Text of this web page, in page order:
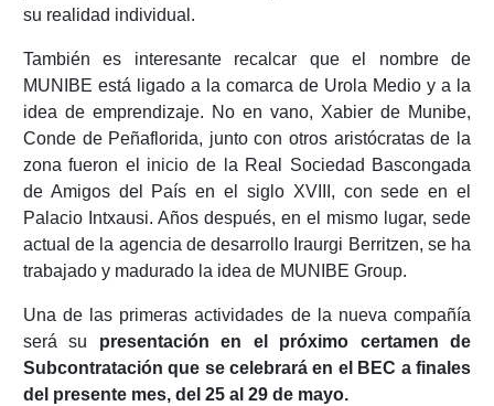
su realidad individual.
También es interesante recalcar que el nombre de
MUNIBE está ligado a la comarca de Urola Medio y a la
idea de emprendizaje. No en vano, Xabier de Munibe,
Conde de Peñaflorida, junto con otros aristócratas de la
zona fueron el inicio de la Real Sociedad Bascongada
de Amigos del País en el siglo XVIII, con sede en el
Palacio Intxausi. Años después, en el mismo lugar, sede
actual de la agencia de desarrollo Iraurgi Berritzen, se ha
trabajado y madurado la idea de MUNIBE Group.
Una de las primeras actividades de la nueva compañía
será su presentación en el próximo certamen de
Subcontratación que se celebrará en el BEC a finales
del presente mes, del 25 al 29 de mayo.